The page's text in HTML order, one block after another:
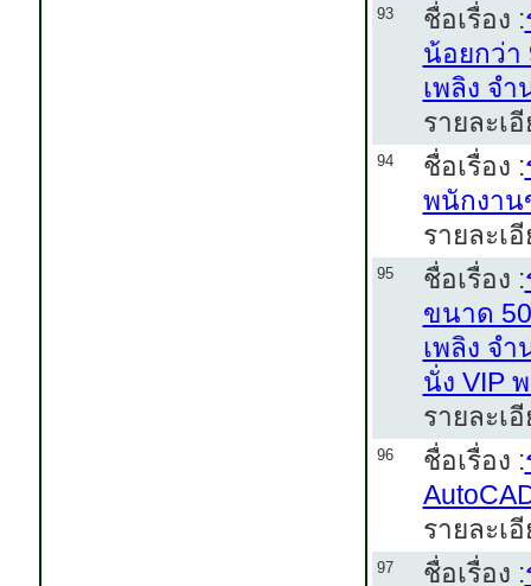
93 ชื่อเรื่อง :
น้อยกว่า
เพลิง จ
รายละเ
94 ชื่อเรื่อง :
พนักงาน
รายละเ
95 ชื่อเรื่อง :
ขนาด
เพลิง จ
นั่ง VIP
รายละเ
96 ชื่อเรื่อง :
รายละเ
97 ชื่อเรื่อง :